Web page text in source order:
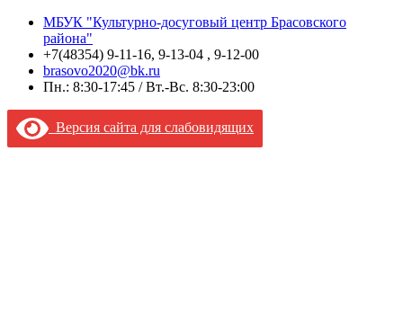
МБУК "Культурно-досуговый центр Брасовского
района"
+7(48354) 9-11-16, 9-13-04 , 9-12-00
brasovo2020@bk.ru
Пн.: 8:30-17:45 / Вт.-Вс. 8:30-23:00
Версия сайта для слабовидящих